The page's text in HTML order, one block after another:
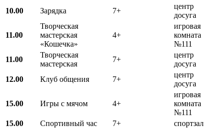
10.00
Зарядка 7+
центр
досуга
11.00
Творческая
мастерская
«Кошечка»
4+
игровая
комната
№111
11.00
Творческая
мастерская
7+
центр
досуга
12.00
Клуб общения 7+
центр
досуга
15.00 Игры с мячом 4+
игровая
комната
№111
15.00
Спортивный час 7+ спортзал